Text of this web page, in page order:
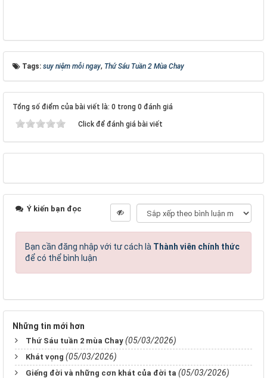
Tags: suy niệm mỗi ngay, Thứ Sáu Tuần 2 Mùa Chay
Tổng số điểm của bài viết là: 0 trong 0 đánh giá
Click để đánh giá bài viết
Ý kiến bạn đọc
Bạn cần đăng nhập với tư cách là Thành viên chính thức
để có thể bình luận
Những tin mới hơn
Thứ Sáu tuần 2 mùa Chay (05/03/2026)
Khát vọng (05/03/2026)
Giếng đời và những cơn khát của đời ta (05/03/2026)